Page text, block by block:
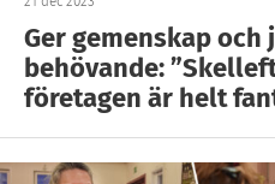
Ger gemenskap
behövande:
företagen är helt